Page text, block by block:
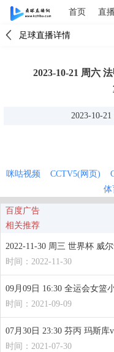
首页 直播
足球直播详情
2023-10-21 周六
2023-10-
咪咕视频 CCTV5(网页)
体
百度广告
相关推荐
2022-11-30 周三 世界杯 威
时间：2022-11-30
09月09日 16:30 全运会女篮
时间：2021-09-09
07月30日 23:30 芬丙 玛斯库
时间：2021-07-30